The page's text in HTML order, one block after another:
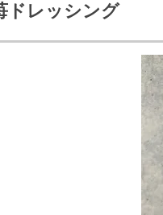
ドレッシング